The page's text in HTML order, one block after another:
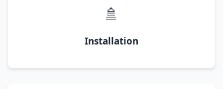
🚿
Installation